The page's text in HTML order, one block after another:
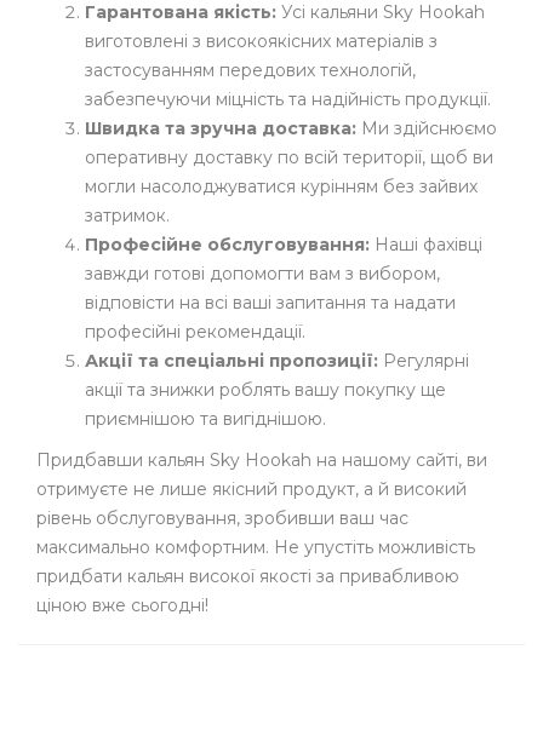
Гарантована якість: Усі кальяни Sky Hookah
виготовлені з високоякісних матеріалів з
застосуванням передових технологій,
забезпечуючи міцність та надійність продукції.
Швидка та зручна доставка: Ми здійснюємо
оперативну доставку по всій території, щоб ви
могли насолоджуватися курінням без зайвих
затримок.
Професійне обслуговування: Наші фахівці
завжди готові допомогти вам з вибором,
відповісти на всі ваші запитання та надати
професійні рекомендації.
Акції та спеціальні пропозиції: Регулярні
акції та знижки роблять вашу покупку ще
приємнішою та вигіднішою.
Придбавши кальян Sky Hookah на нашому сайті, ви
отримуєте не лише якісний продукт, а й високий
рівень обслуговування, зробивши ваш час
максимально комфортним. Не упустіть можливість
придбати кальян високої якості за привабливою
ціною вже сьогодні!